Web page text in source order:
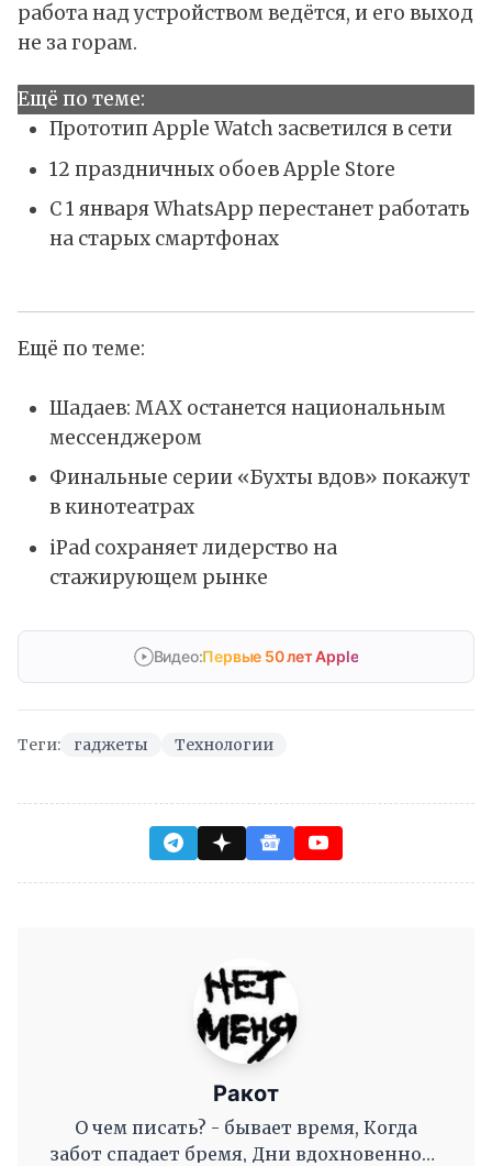
работа над устройством ведётся, и его выход
не за горам.
Ещё по теме:
Прототип Apple Watch засветился в сети
12 праздничных обоев Apple Store
С 1 января WhatsApp перестанет работать
на старых смартфонах
Ещё по теме:
Шадаев: MAX останется национальным
мессенджером
Финальные серии «Бухты вдов» покажут
в кинотеатрах
iPad сохраняет лидерство на
стажирующем рынке
Видео:Первые 50 лет Apple
Теги: гаджеты Технологии
Ракот
О чем писать? - бывает время, Когда
забот спадает бремя, Дни вдохновенного